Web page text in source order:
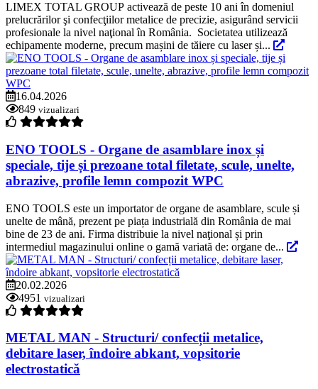
LIMEX TOTAL GROUP activează de peste 10 ani în domeniul
prelucrărilor şi confecţiilor metalice de precizie, asigurând servicii
profesionale la nivel naţional în România. Societatea utilizează
echipamente moderne, precum mașini de tăiere cu laser și...
16.04.2026
849 vizualizari
ENO TOOLS - Organe de asamblare inox și
speciale, tije și prezoane total filetate, scule, unelte,
abrazive, profile lemn compozit WPC
ENO TOOLS este un importator de organe de asamblare, scule și
unelte de mână, prezent pe piața industrială din România de mai
bine de 23 de ani. Firma distribuie la nivel naţional și prin
intermediul magazinului online o gamă variată de: organe de...
20.02.2026
4951 vizualizari
METAL MAN - Structuri/ confecții metalice,
debitare laser, îndoire abkant, vopsitorie
electrostatică